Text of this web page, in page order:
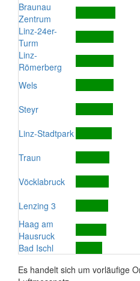
Braunau
Zentrum
Linz-24er-
Turm
Linz-
Römerberg
Wels
Steyr
Linz-Stadtpark
Traun
Vöcklabruck
Lenzing 3
Haag am
Hausruck
Bad Ischl
Es handelt sich um vorläufige